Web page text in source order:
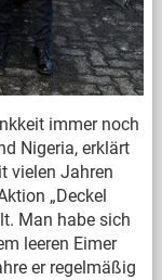
immer noch
Nigeria, erklärt
vielen Jahren
„Deckel
Man habe sich
leeren Eimer
er regelmäßig